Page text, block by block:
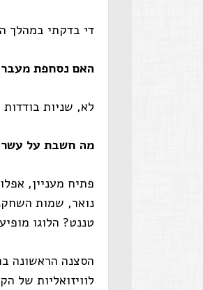
די בדקתי במהלך ה-10 דקות כי הייתי מודעת למגבלת
האם נסחפת מעבר ל-10 דקות?
לא, שניות
מה חשבת על
פתיח מעניין,
נואר, שמות
טננט? הלוגו מופיע,
הסצנה הראשונה